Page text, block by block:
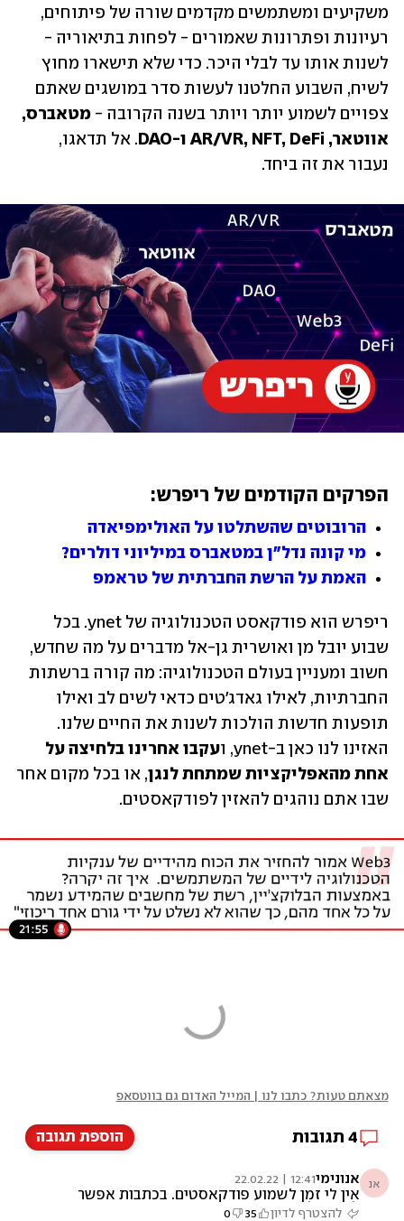
צפויים לשמוע יותר ויותר בשנה הקרובה -
אווטאר, AR/VR, NFT, DeFi ו-DAO
נעבור את זה ביחד.
הפרקים הקודמים של ריפרש:
הרובוטים שהשתלטו על האולימפיאדה
מי קונה נדל"ן במטאברס במיליוני דולרים?
האמת על הרשת החברתית של טראמפ
האזינו לנו כאן ב-ynet, ו
אחת מהאפליקציות שמתחת לנגן
שבו אתם נוהגים להאזין לפודקאסטים.
מצאתם טעות? כתבו לנו | המייל האדום גם בווטסאפ
הוספת תגובה 4 תגובות
אנ אנונימי12:41 | 22.02.22
אין לי זמן לשמוע פודקאסטים. בכתבות אפשר
לקפוץ למה שמעניין
להצטרף לדיון 35
0